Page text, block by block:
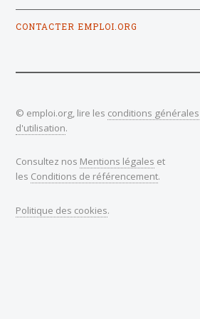
CONTACTER EMPLOI.ORG
© emploi.org, lire les conditions générales
d'utilisation.
Consultez nos Mentions légales et
les Conditions de référencement.
Politique des cookies.